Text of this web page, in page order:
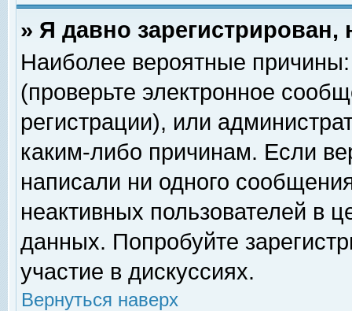
» Я давно
Наиболее вероятные
(проверьте электронное
регистрации), или
каким-либо причинам. Если
написали ни одного
неактивных пользователей в
данных. Попробуйте
участие в дискуссиях.
Вернуться наверх